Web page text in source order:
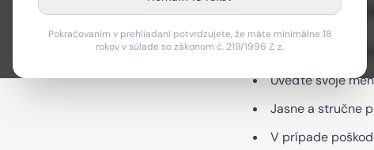
Pokračovaním v prehliadaní potvrdzujete, že máte minimálne 18
rokov v súlade so zákonom č. 219/1996 Z. z.
Čo potrebujem
Do predmetu
Uveďte svoje
Jasne a stručne
V prípade